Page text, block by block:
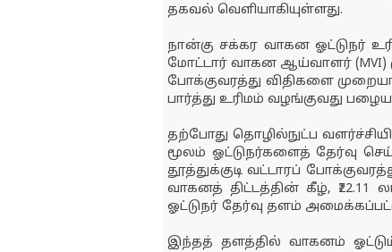
தகவல் வெளியாகியுள்ளது.
நான்கு சக்கர வாகன ஓட்டுநர்
மோட்டார் வாகன ஆய்வாளர் (MVI)
போக்குவரத்து விதிகளை
பார்த்து உரிமம் வழங்குவது
தற்போது தொழில்நுட்ப
மூலம் ஓட்டுநர்களைத் தேர்வு
தூத்துக்குடி வட்டாரப்
வாகனத் திட்டத்தின் கீழ், ₹22.11
ஓட்டுநர் தேர்வு தளம்
இந்தத் தளத்தில் வாகனம்